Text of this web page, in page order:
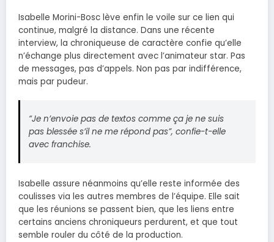
Isabelle Morini-Bosc lève enfin le voile sur ce lien qui
continue, malgré la distance. Dans une récente
interview, la chroniqueuse de caractère confie qu’elle
n’échange plus directement avec l’animateur star. Pas
de messages, pas d’appels. Non pas par indifférence,
mais par pudeur.
“Je n’envoie pas de textos comme ça je ne suis
pas blessée s’il ne me répond pas”, confie-t-elle
avec franchise.
Isabelle assure néanmoins qu’elle reste informée des
coulisses via les autres membres de l’équipe. Elle sait
que les réunions se passent bien, que les liens entre
certains anciens chroniqueurs perdurent, et que tout
semble rouler du côté de la production.